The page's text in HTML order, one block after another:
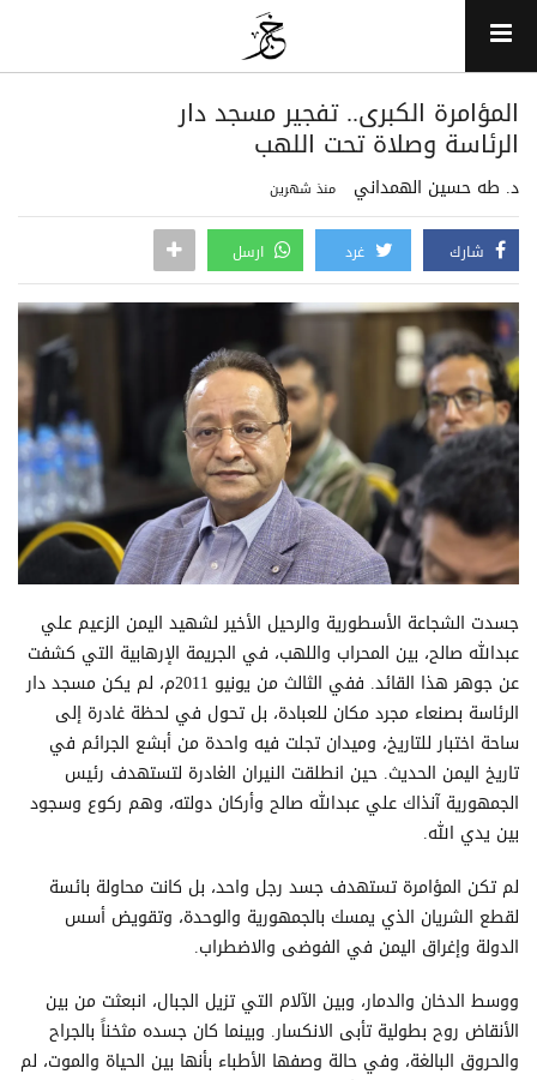
المؤامرة الكبرى.. تفجير مسجد دار
الرئاسة وصلاة تحت اللهب
د. طه حسين الهمداني منذ شهرين
شارك غرد ارسل
جسدت الشجاعة الأسطورية والرحيل الأخير لشهيد اليمن الزعيم علي
عبدالله صالح، بين المحراب واللهب، في الجريمة الإرهابية التي كشفت
عن جوهر هذا القائد. ففي الثالث من يونيو 2011م، لم يكن مسجد دار
الرئاسة بصنعاء مجرد مكان للعبادة، بل تحول في لحظة غادرة إلى
ساحة اختبار للتاريخ، وميدان تجلت فيه واحدة من أبشع الجرائم في
تاريخ اليمن الحديث. حين انطلقت النيران الغادرة لتستهدف رئيس
الجمهورية آنذاك علي عبدالله صالح وأركان دولته، وهم ركوع وسجود
بين يدي الله.
لم تكن المؤامرة تستهدف جسد رجل واحد، بل كانت محاولة بائسة
لقطع الشريان الذي يمسك بالجمهورية والوحدة، وتقويض أسس
الدولة وإغراق اليمن في الفوضى والاضطراب.
ووسط الدخان والدمار، وبين الآلام التي تزيل الجبال، انبعثت من بين
الأنقاض روح بطولية تأبى الانكسار. وبينما كان جسده مثخناً بالجراح
والحروق البالغة، وفي حالة وصفها الأطباء بأنها بين الحياة والموت، لم